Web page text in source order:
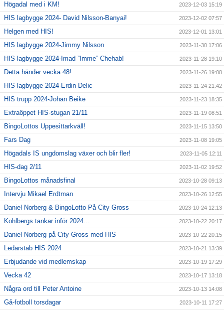
Högadal med i KM! 2023-12-03 15:19
HIS lagbygge 2024- David Nilsson-Banyai! 2023-12-02 07:57
Helgen med HIS! 2023-12-01 13:01
HIS lagbygge 2024-Jimmy Nilsson 2023-11-30 17:06
HIS lagbygge 2024-Imad ”Imme” Chehab! 2023-11-28 19:10
Detta händer vecka 48! 2023-11-26 19:08
HIS lagbygge 2024-Erdin Delic 2023-11-24 21:42
HIS trupp 2024-Johan Beike 2023-11-23 18:35
Extraöppet HIS-stugan 21/11 2023-11-19 08:51
BingoLottos Uppesittarkväll! 2023-11-15 13:50
Fars Dag 2023-11-08 19:05
Högadals IS ungdomslag växer och blir fler! 2023-11-05 12:11
HIS-dag 2/11 2023-11-02 19:52
BingoLottos månadsfinal 2023-10-28 09:13
Intervju Mikael Erdtman 2023-10-26 12:55
Daniel Norberg & BingoLotto På City Gross 2023-10-24 12:13
Kohlbergs tankar inför 2024… 2023-10-22 20:17
Daniel Norberg på City Gross med HIS 2023-10-22 20:15
Ledarstab HIS 2024 2023-10-21 13:39
Erbjudande vid medlemskap 2023-10-19 17:29
Vecka 42 2023-10-17 13:18
Några ord till Peter Antoine 2023-10-13 14:08
Gå-fotboll torsdagar 2023-10-11 17:27